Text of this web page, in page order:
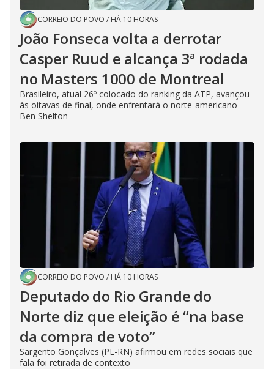
CORREIO DO POVO / HÁ 10 HORAS
João Fonseca volta a derrotar
Casper Ruud e alcança 3ª rodada
no Masters 1000 de Montreal
Brasileiro, atual 26º colocado do ranking da ATP, avançou
às oitavas de final, onde enfrentará o norte-americano
Ben Shelton
CORREIO DO POVO / HÁ 10 HORAS
Deputado do Rio Grande do
Norte diz que eleição é “na base
da compra de voto”
Sargento Gonçalves (PL-RN) afirmou em redes sociais que
fala foi retirada de contexto